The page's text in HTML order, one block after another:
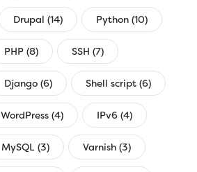
Drupal (14) Python (10)
PHP (8) SSH (7)
Django (6) Shell script (6)
WordPress (4) IPv6 (4)
MySQL (3) Varnish (3)